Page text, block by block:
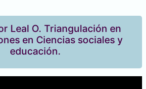
Leal O. Triangulación en
en Ciencias sociales y
educación.